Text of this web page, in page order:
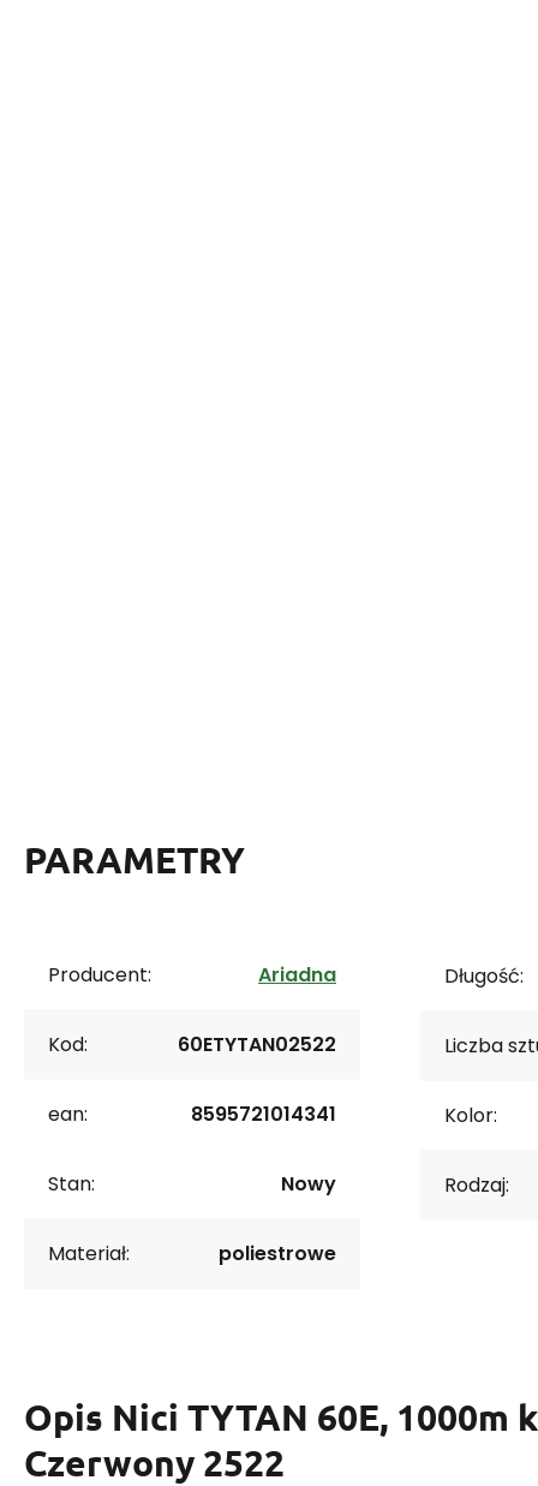
PARAMETRY
Producent: Ariadna
Kod: 60ETYTAN02522
ean: 8595721014341
Stan: Nowy
Materiał: poliestrowe
Długość:
Liczba
Kolor:
Rodzaj:
Opis Nici TYTAN 60E, 1000m
Czerwony 2522